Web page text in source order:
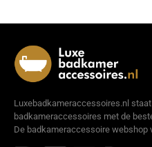
Luxebadkameraccessoires.nl
badkameraccessoires met de
De badkameraccessoire webshop